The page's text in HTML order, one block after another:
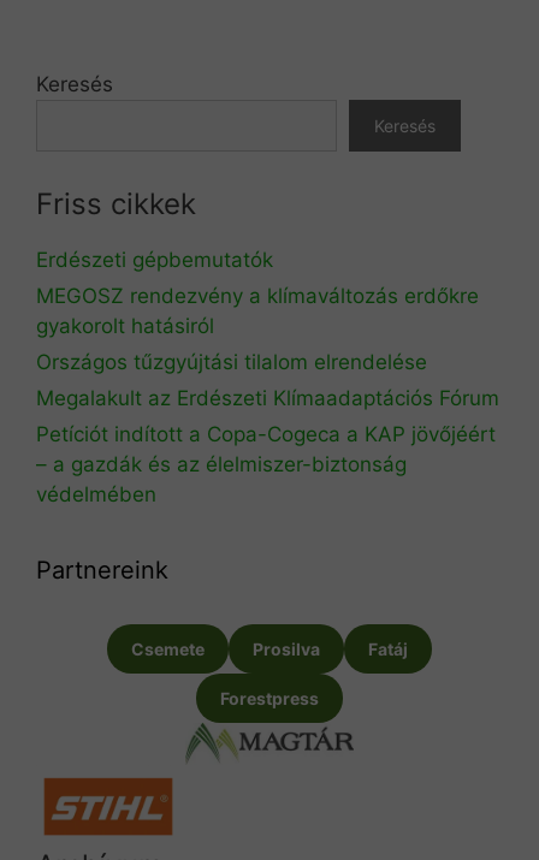
Keresés
Keresés
Friss cikkek
Erdészeti gépbemutatók
MEGOSZ rendezvény a klímaváltozás erdőkre
gyakorolt hatásiról
Országos tűzgyújtási tilalom elrendelése
Megalakult az Erdészeti Klímaadaptációs Fórum
Petíciót indított a Copa-Cogeca a KAP jövőjéért
– a gazdák és az élelmiszer-biztonság
védelmében
Partnereink
Csemete Prosilva Fatáj
Forestpress